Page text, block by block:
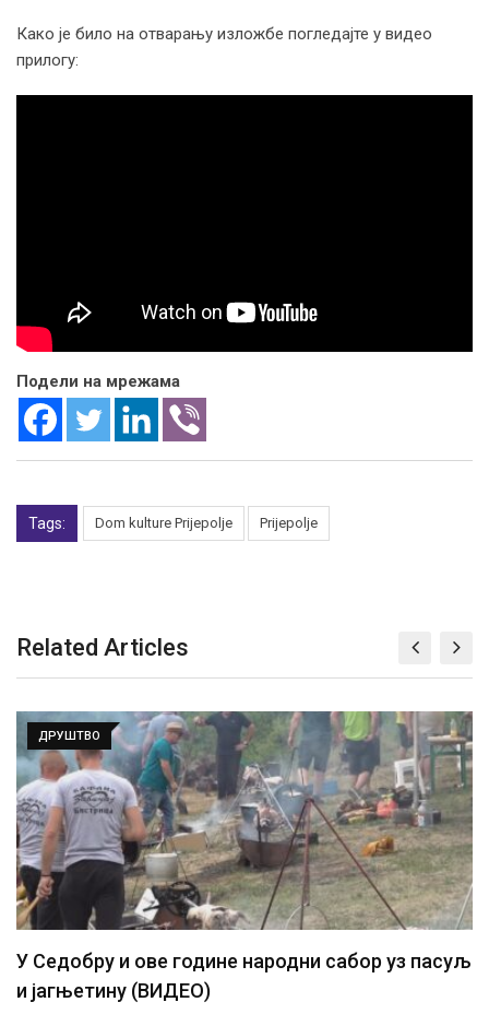
Како је било на отварању изложбе погледајте у видео
прилогу:
Подели на мрежама
Tags: Dom kulture Prijepolje Prijepolje
Related Articles
ДРУШТВО
У Седобру и ове године народни сабор уз пасуљ
и јагњетину (ВИДЕО)